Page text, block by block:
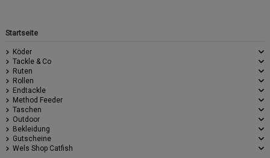
Startseite
Köder
Tackle & Co
Ruten
Rollen
Endtackle
Method Feeder
Taschen
Outdoor
Bekleidung
Gutscheine
Wels Shop Catfish